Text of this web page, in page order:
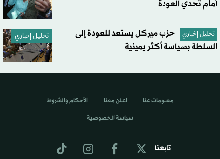
أمام تحدي العودة
تحليل إخباري تحليل إخباري
حزب ميركل يستعد للعودة إلى
السلطة بسياسة أكثر يمينية
تابعنا
معلومات عنا اعلن معنا الأحكام والشروط
سياسة الخصوصية